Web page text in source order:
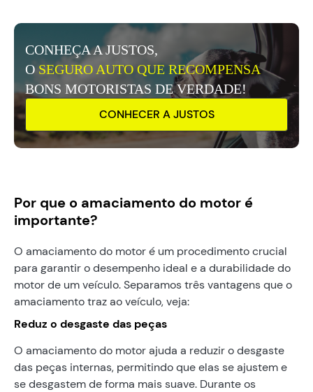
CONHEÇA A JUSTOS,
OSEGURO AUTO QUE RECOMPENSA
BONS MOTORISTAS DE VERDADE!
CONHECER A JUSTOS
Por que o amaciamento do motor é
importante?
O amaciamento do motor é um procedimento crucial
para garantir o desempenho ideal e a durabilidade do
motor de um veículo. Separamos três vantagens que o
amaciamento traz ao veículo, veja:
Reduz o desgaste das peças
O amaciamento do motor ajuda a reduzir o desgaste
das peças internas, permitindo que elas se ajustem e
se desgastem de forma mais suave. Durante os